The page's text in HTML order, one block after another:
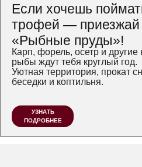
Если хочешь
трофей — приезжай
«Рыбные пруды»!
Карп, форель, осетр и другие
рыбы ждут тебя круглый год.
Уютная территория, прокат
беседки и коптильня.
УЗНАТЬ
ПОДРОБНЕЕ